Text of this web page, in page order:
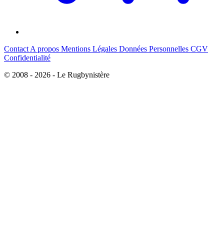
Contact A propos Mentions Légales Données Personnelles CGV
Confidentialité
© 2008 - 2026 - Le Rugbynistère